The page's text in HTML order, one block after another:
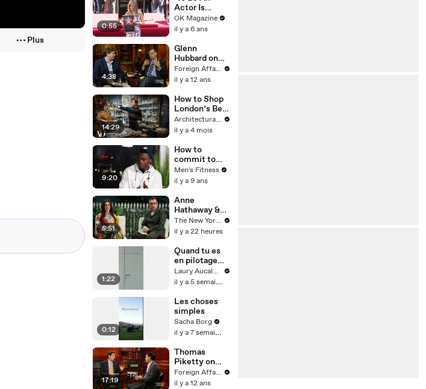
Plus
Denies Claim
0:55
Actor Is
Tough,’ Says
Jennifer
REELZ Tell-
All On Her
Highs & Lows
OK Magazine
il y a 6 ans
4:38
Glenn
Hubbard on
Campaign
Finance
Foreign Affairs
il y a 12 ans
14:29
How to Shop
London’s Best
Antiques
Markets Like
Architectural Digest
il y a 4 mois
9:20
How to
commit to
athletic
excellence,
Nike trainer
Joe Holder
Men's Fitness
il y a 9 ans
5:51
Anne
Hathaway &
Ewan
McGregor
Fire
Questions
The New Yorker
il y a 22 heures
1:22
Quand tu es
en pilotage
automatique
Laury Aucalme
il y a 5 semaines
0:12
Les choses
simples
Sacha Borg
il y a 7 semaines
17:19
Thomas
Piketty on
Economic
Inequality
Foreign Affairs
il y a 12 ans